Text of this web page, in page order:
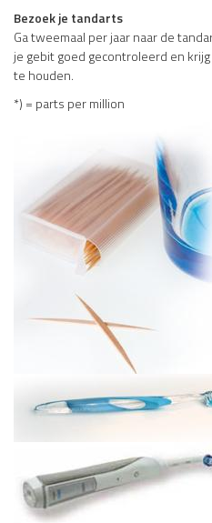
Bezoek je tandarts
Ga tweemaal per jaar naar de
je gebit goed gecontroleerd en
te houden.
*) = parts per million